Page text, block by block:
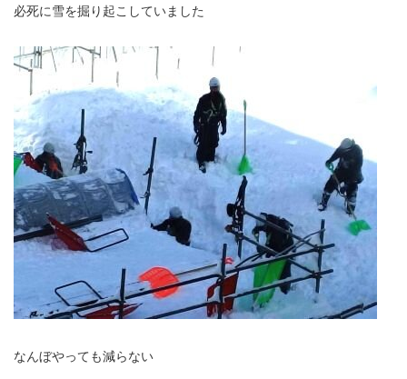
必死に雪を掘り起こしていました
なんぼやっても減らない